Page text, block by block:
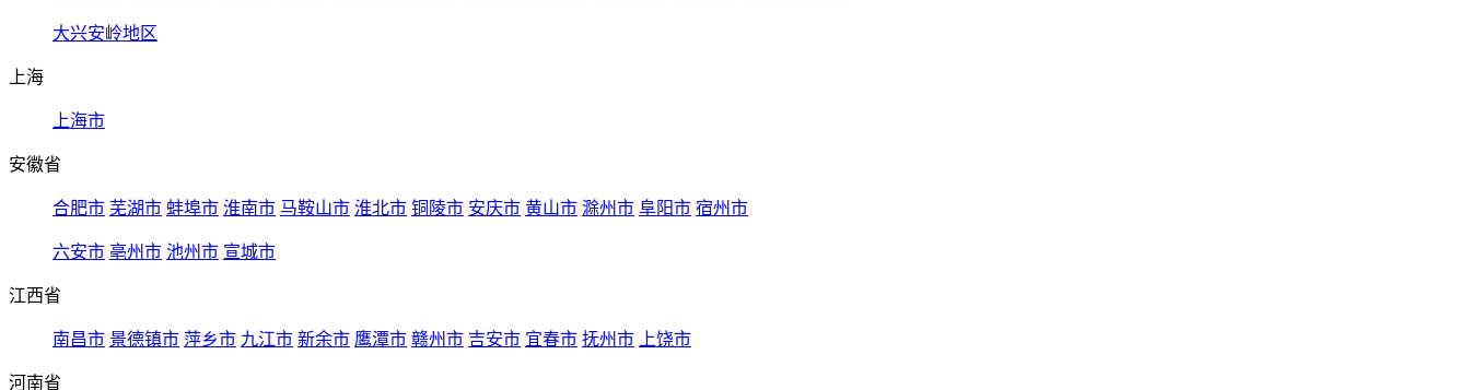
大兴安岭地区
上海
上海市
安徽省
合肥市 芜湖市 蚌埠市 淮南市 马鞍山市 淮北市 铜陵市 安庆市 黄山市 滁州市 阜阳市 宿州市
六安市 亳州市 池州市 宣城市
江西省
南昌市 景德镇市 萍乡市 九江市 新余市 鹰潭市 赣州市 吉安市 宜春市 抚州市 上饶市
河南省